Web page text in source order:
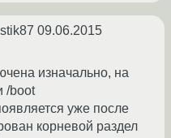
09.06.2015
изначально, на
/boot
уже после
корневой раздел